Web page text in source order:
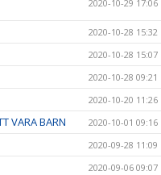
2020-10-29 17:06
2020-10-28 15:32
2020-10-28 15:07
2020-10-28 09:21
2020-10-20 11:26
VARA BARN 2020-10-01 09:16
2020-09-28 11:09
2020-09-06 09:07